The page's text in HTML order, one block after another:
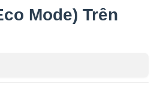
Mode) Trên